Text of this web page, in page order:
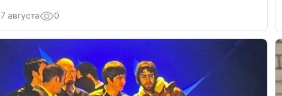
7 августа 0